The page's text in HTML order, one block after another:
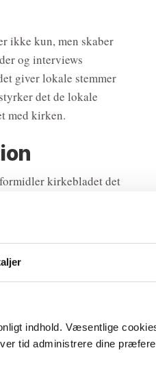
indhold. Væsentlige
tid administrere dine
ikke kun, men skaber
og interviews
giver lokale stemmer
det de lokale
med kirken.
kirkebladet det
i en travl og
af bøger,
oplevelser.
de yngste til de
aktiviteter og tilbud.
arrangementer